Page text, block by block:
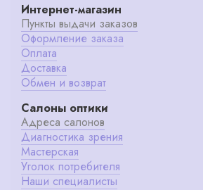
Интернет-магазин
Пункты выдачи заказов
Оформление заказа
Оплата
Доставка
Обмен и возврат
Салоны оптики
Адреса салонов
Диагностика зрения
Мастерская
Уголок потребителя
Наши специалисты